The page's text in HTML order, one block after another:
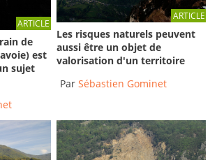
ARTICLE
de
est
sujet
ARTICLE
Les risques naturels peuvent
aussi être un objet de
valorisation d'un territoire
ParSébastien Gominet